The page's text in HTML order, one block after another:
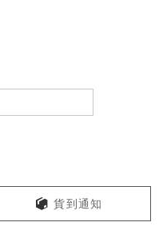
貨到通知